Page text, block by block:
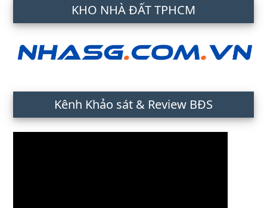
KHO NHÀ ĐẤT TPHCM
Kênh Khảo sát & Review BĐS